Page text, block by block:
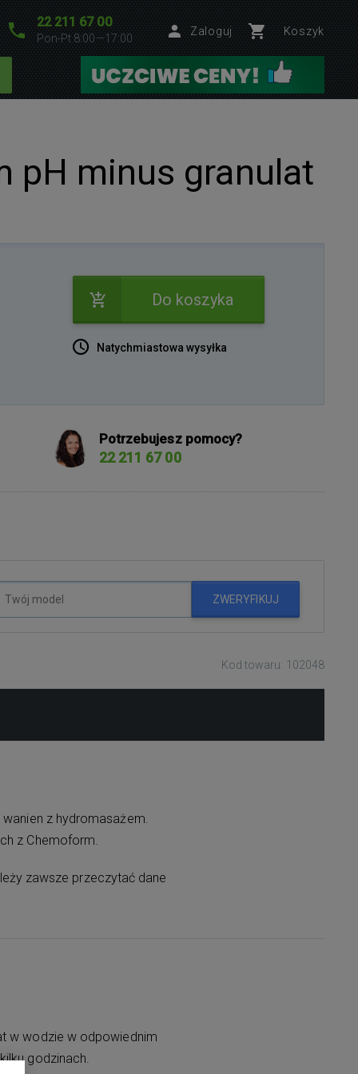
22 211 67 00
Pon-Pt 8:00—17:00
Zaloguj Koszyk
pH minus granulat
Do koszyka
Natychmiastowa wysyłka
Potrzebujesz pomocy?
22 211 67 00
ZWERYFIKUJ
Kod towaru: 102048
z hydromasażem.
z Chemoform.
zawsze przeczytać dane
w wodzie w odpowiednim
godzinach.